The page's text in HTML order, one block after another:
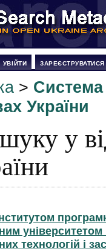
УВІЙТИ ЗАРЕЄСТРУВАТИСЯ
>
України
у
університетом
технологій і